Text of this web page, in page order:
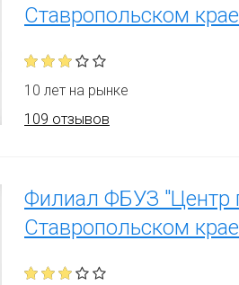
Ставропольском
10 лет на рынке
109 отзывов
Филиал ФБУЗ "Центр
Ставропольском